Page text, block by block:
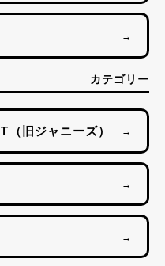
→
カテゴリー
旧ジャニーズ） →
→
→